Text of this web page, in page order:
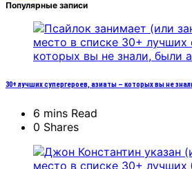
Популярные записи
30+ лучших супергероев, азиаты – которых вы не
6 mins Read
0 Shares